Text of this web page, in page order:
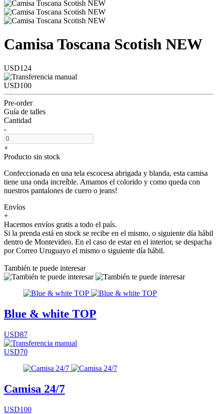
Camisa Toscana Scotish NEW
USD124
USD100
Pre-order
Guía de talles
Cantidad
-
+
Producto sin stock
Confeccionada en una tela escocesa abrigada y blanda, esta camisa
tiene una onda increíble. Amamos el colorido y como queda con
nuestros pantalones de cuero o jeans!
Envíos
+
Hacemos envíos gratis a todo el país.
Si la prenda está en stock se recibe en el mismo, o siguiente día hábil
dentro de Montevideo. En el caso de estar en el interior, se despacha
por Correo Uruguayo el mismo o siguiente día hábil.
También te puede interesar
Blue & white TOP
USD87
USD70
Camisa 24/7
USD100